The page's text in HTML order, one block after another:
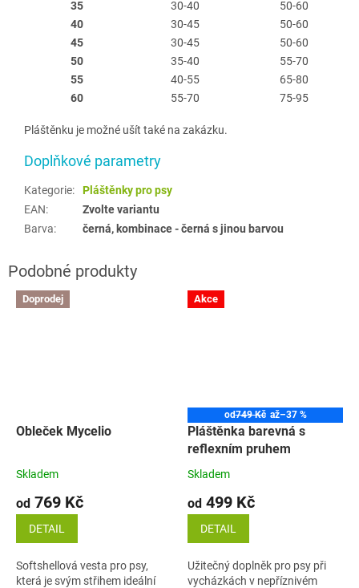
35 30-40
50-60
40
30-45
50-60
45
30-45
50-60
50
35-40
55-70
55
40-55
65-80
60
55-70 75-95
Pláštěnku je možné ušít také na zakázku.
Doplňkové parametry
Kategorie:
Pláštěnky pro psy
EAN:
Zvolte variantu
Barva: černá, kombinace - černá s jinou barvou
Doprodej
Obleček Mycelio
Skladem
od 769 Kč
DETAIL
Softshellová vesta pro psy,
která je svým střihem ideální
Akce
od749 Kč až–37 %
Pláštěnka barevná s
reflexním pruhem
Skladem
od 499 Kč
DETAIL
Užitečný doplněk pro psy při
vycházkách v nepříznivém